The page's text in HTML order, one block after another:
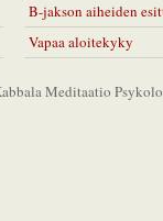
B-jakson aiheiden
Vapaa aloitekyky
Meditaatio